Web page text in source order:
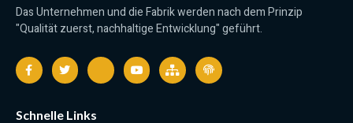
Das Unternehmen und die Fabrik werden nach dem Prinzip
"Qualität zuerst, nachhaltige Entwicklung" geführt.
Schnelle Links